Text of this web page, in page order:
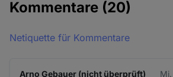
Kommentare (20)
Netiquette für Kommentare
Arno Gebauer (nicht überprüft)